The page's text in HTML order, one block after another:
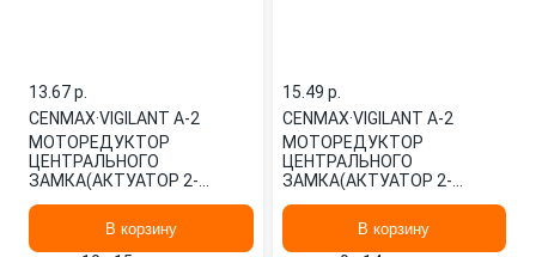
13.67 p.
CENMAX·VIGILANT A-2
МОТОРЕДУКТОР
ЦЕНТРАЛЬНОГО
ЗАМКА(АКТУАТОР 2-
CENMAX
В корзину
15.49 p.
CENMAX·VIGILANT A-2
МОТОРЕДУКТОР
ЦЕНТРАЛЬНОГО
ЗАМКА(АКТУАТОР 2-
CENMAX
В корзину